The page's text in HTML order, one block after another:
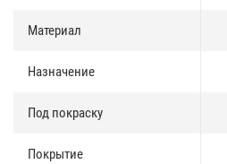
Материал
Назначение
Под покраску
Покрытие